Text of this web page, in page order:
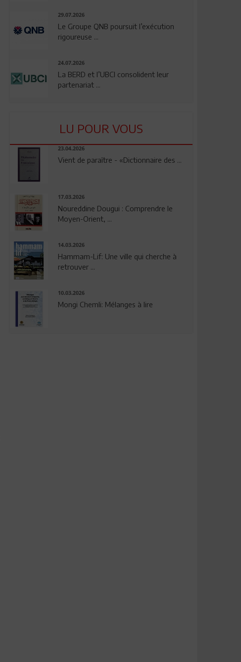
29.07.2026
Le Groupe QNB poursuit l’exécution
rigoureuse ...
24.07.2026
La BERD et l’UBCI consolident leur
partenariat ...
LU POUR VOUS
23.04.2026
Vient de paraître - «Dictionnaire des ...
17.03.2026
Noureddine Dougui : Comprendre le
Moyen-Orient, ...
14.03.2026
Hammam-Lif: Une ville qui cherche à
retrouver ...
10.03.2026
Mongi Chemli: Mélanges à lire